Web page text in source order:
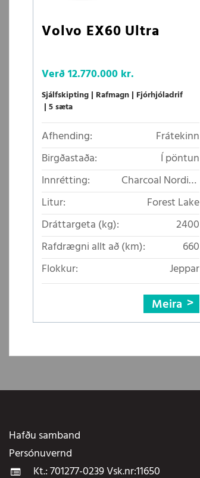
Volvo EX60 Ultra
Verð12.770.000 kr.
Sjálfskipting Rafmagn Fjórhjóladrif
5 sæta
Afhending:
Frátekinn
Birgðastaða:
Í pöntun
Innrétting:
Charcoal Nordico
loftkælt áklæði
Litur:
Forest Lake
Dráttargeta (kg):
2400
Rafdrægni allt að (km):
660
Flokkur:
Jeppar
Meira
Hafðu samband
Persónuvernd
Kt.: 701277-0239 Vsk.nr:11650